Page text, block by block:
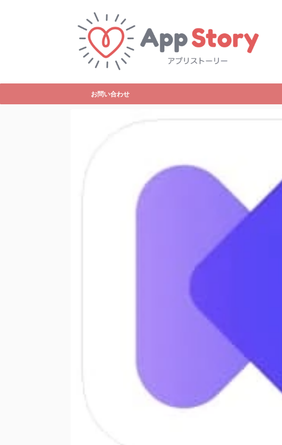
お問い合わせ